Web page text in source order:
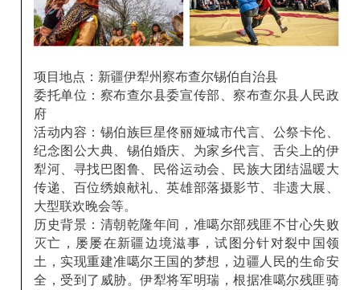
项目地点： 新疆伊犁州察布查尔锡伯自治县
委托单位： 察布查尔县委宣传部、察布查尔县人民政
府
活动内容： 锡伯族巨星佟丽娅城市代言、公祭卡伦、
纪念图公大典、锡伯婚庆、为家乡代言、舌尖上的伊
犁河、寻找巴图鲁、民俗运动会、民族大团结温暖大
传递、百位绣娘献礼、英雄部落摄影节、非遗大展、
大型联欢晚会等。
历史背景 ：清朝乾隆年间，准噶尔部残匪不甘心失败
灭亡，屡屡在新疆边境滋事，试图分针对裂中国领
土，实现重建准噶尔王国的梦想，边疆人民的生命安
全，受到了威胁。伊犁将军明瑞，根据准噶尔残匪骑